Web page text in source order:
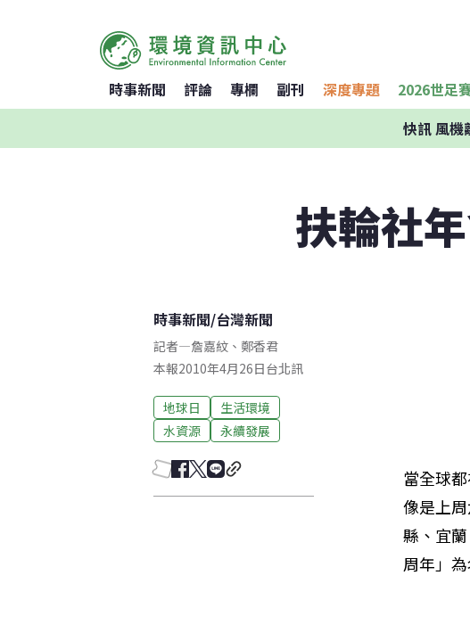
時事新聞 評論 專欄 副刊 深度專題 2026世足
快訊風機
扶輪社
時事新聞/台灣新聞
記者—詹嘉紋 、 鄭香君
本報2010年4月26日台北訊
地球日
生活環境
水資源
永續發展
當全球
像是上
縣、宜
周年」